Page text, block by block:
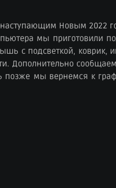
Новым 2022
мы приготовили
с подсветкой, коврик,
Дополнительно
позже мы вернемся к